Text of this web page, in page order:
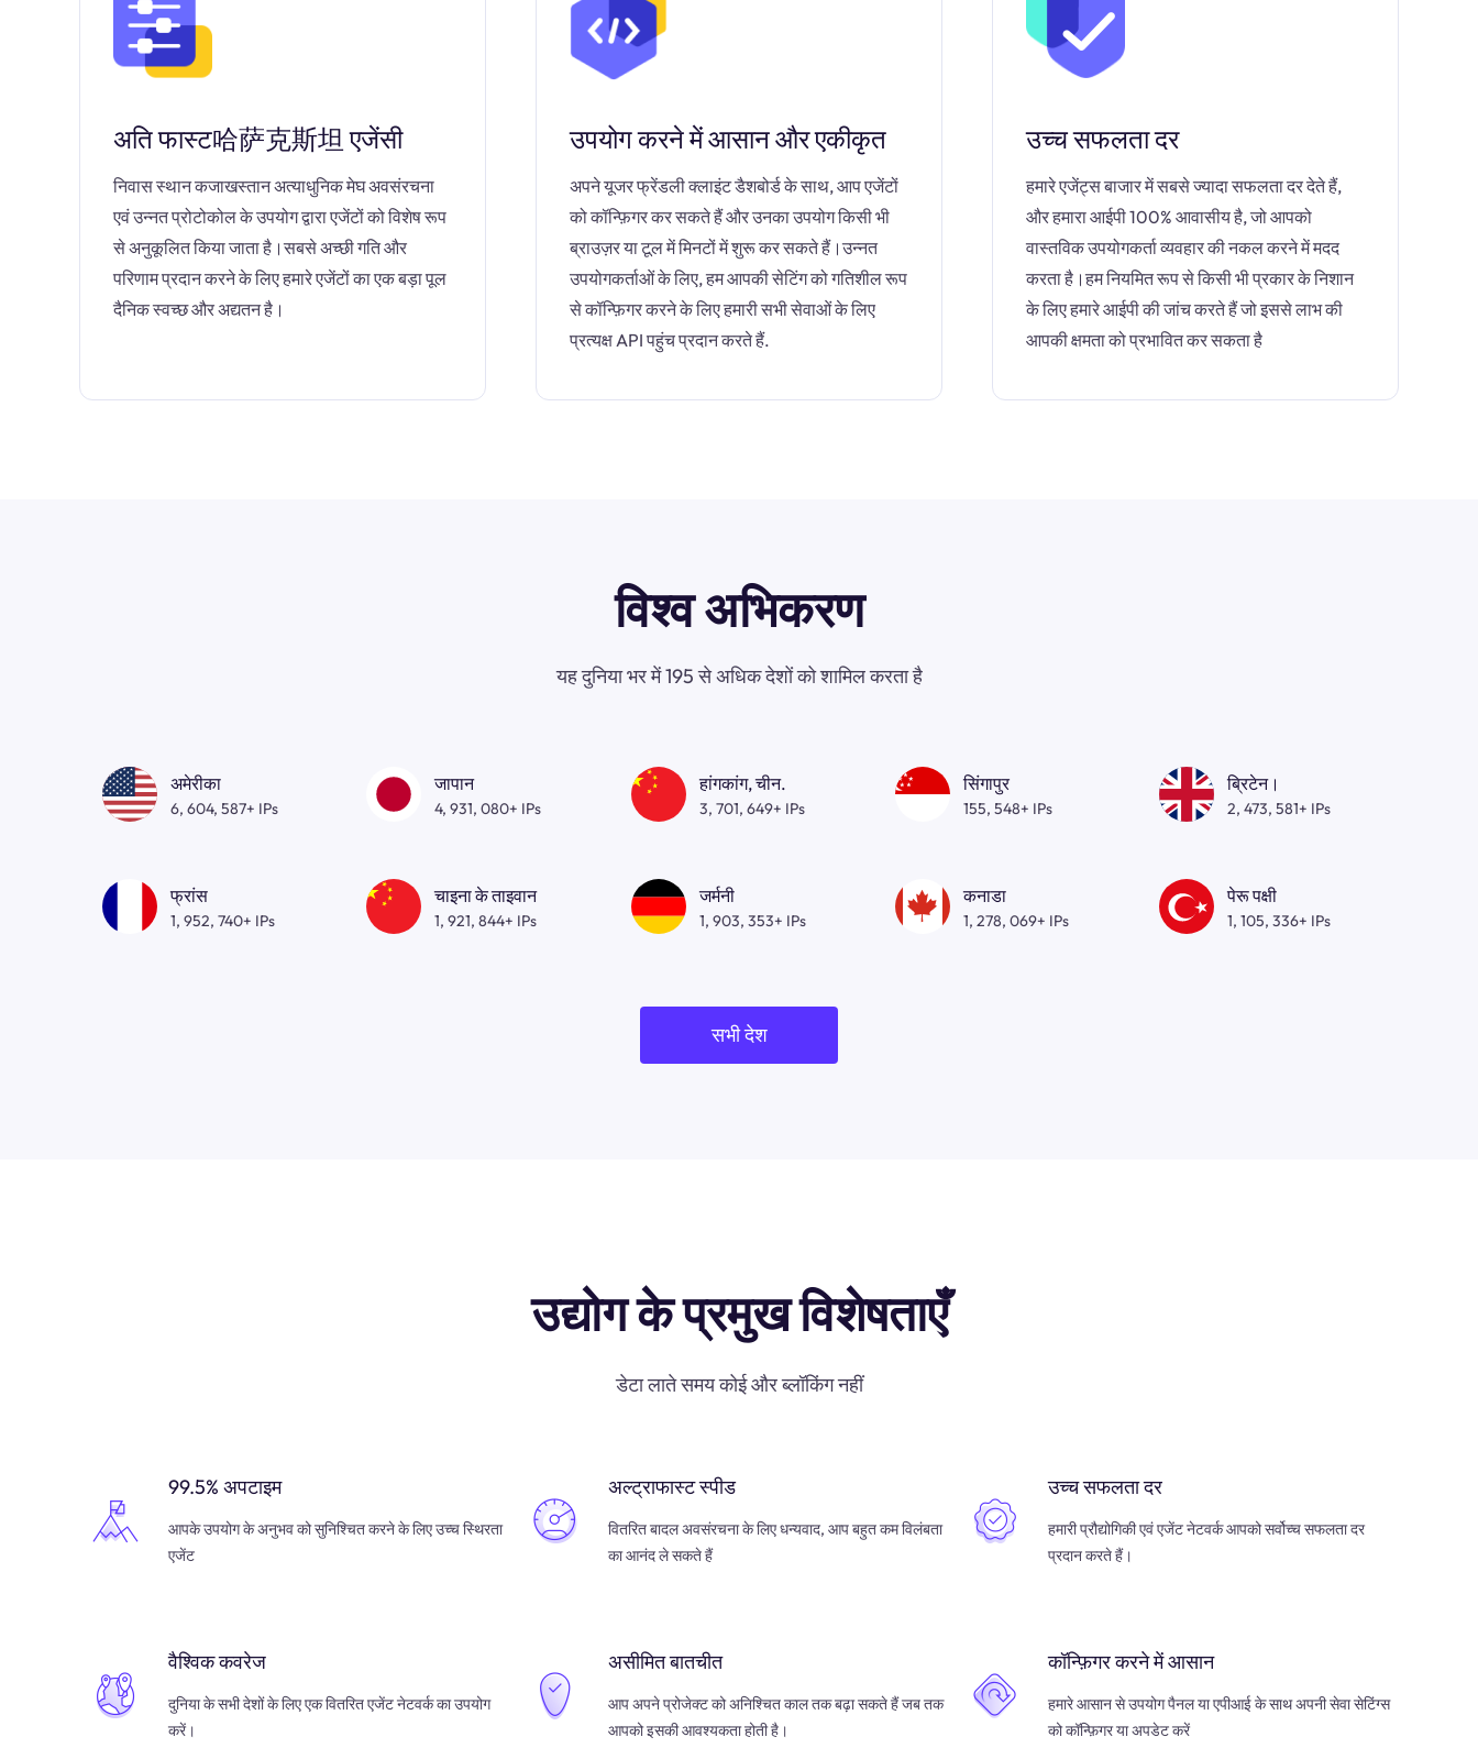
अति फास्ट哈萨克斯坦 एजेंसी
निवास स्थान कजाखस्तान अत्याधुनिक मेघ अवसंरचना
एवं उन्नत प्रोटोकोल के उपयोग द्वारा एजेंटों को विशेष रूप
से अनुकूलित किया जाता है।सबसे अच्छी गति और
परिणाम प्रदान करने के लिए हमारे एजेंटों का एक बड़ा पूल
दैनिक स्वच्छ और अद्यतन है।
उपयोग करने में आसान और एकीकृत
अपने यूजर फ्रेंडली क्लाइंट डैशबोर्ड के साथ, आप एजेंटों
को कॉन्फ़िगर कर सकते हैं और उनका उपयोग किसी भी
ब्राउज़र या टूल में मिनटों में शुरू कर सकते हैं।उन्नत
उपयोगकर्ताओं के लिए, हम आपकी सेटिंग को गतिशील रूप
से कॉन्फ़िगर करने के लिए हमारी सभी सेवाओं के लिए
प्रत्यक्ष API पहुंच प्रदान करते हैं.
उच्च सफलता दर
हमारे एजेंट्स बाजार में सबसे ज्यादा सफलता दर देते हैं,
और हमारा आईपी 100% आवासीय है, जो आपको
वास्तविक उपयोगकर्ता व्यवहार की नकल करने में मदद
करता है।हम नियमित रूप से किसी भी प्रकार के निशान
के लिए हमारे आईपी की जांच करते हैं जो इससे लाभ की
आपकी क्षमता को प्रभावित कर सकता है
विश्व अभिकरण
यह दुनिया भर में 195 से अधिक देशों को शामिल करता है
अमेरीका
6, 604, 587+ IPs
जापान
4, 931, 080+ IPs
हांगकांग, चीन.
3, 701, 649+ IPs
सिंगापुर
155, 548+ IPs
ब्रिटेन।
2, 473, 581+ IPs
फ्रांस
1, 952, 740+ IPs
चाइना के ताइवान
1, 921, 844+ IPs
जर्मनी
1, 903, 353+ IPs
कनाडा
1, 278, 069+ IPs
पेरू पक्षी
1, 105, 336+ IPs
सभी देश
उद्योग के प्रमुख विशेषताएँ
डेटा लाते समय कोई और ब्लॉकिंग नहीं
99.5% अपटाइम
आपके उपयोग के अनुभव को सुनिश्चित करने के लिए उच्च स्थिरता
एजेंट
अल्ट्राफास्ट स्पीड
वितरित बादल अवसंरचना के लिए धन्यवाद, आप बहुत कम विलंबता
का आनंद ले सकते हैं
उच्च सफलता दर
हमारी प्रौद्योगिकी एवं एजेंट नेटवर्क आपको सर्वोच्च सफलता दर
प्रदान करते हैं।
वैश्विक कवरेज
दुनिया के सभी देशों के लिए एक वितरित एजेंट नेटवर्क का उपयोग
करें।
असीमित बातचीत
आप अपने प्रोजेक्ट को अनिश्चित काल तक बढ़ा सकते हैं जब तक
आपको इसकी आवश्यकता होती है।
कॉन्फ़िगर करने में आसान
हमारे आसान से उपयोग पैनल या एपीआई के साथ अपनी सेवा सेटिंग्स
को कॉन्फ़िगर या अपडेट करें